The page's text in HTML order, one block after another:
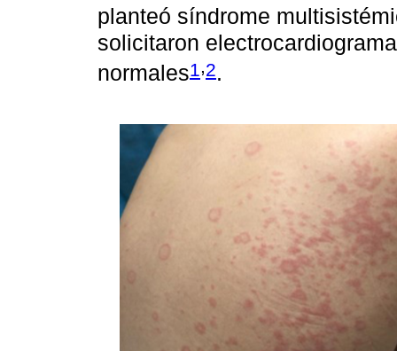
planteó síndrome
solicitaron
normales1 ,2.